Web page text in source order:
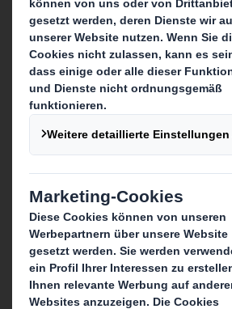
Hier erreichen
Unsere
Kontaktieren Sie
Follow us